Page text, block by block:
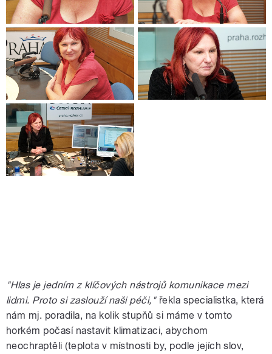
"Hlas je jedním z klíčových nástrojů komunikace mezi
lidmi. Proto si zaslouží naši péči,"řekla specialistka, která
nám mj. poradila, na kolik stupňů si máme v tomto
horkém počasí nastavit klimatizaci, abychom
neochraptěli (teplota v místnosti by, podle jejích slov,